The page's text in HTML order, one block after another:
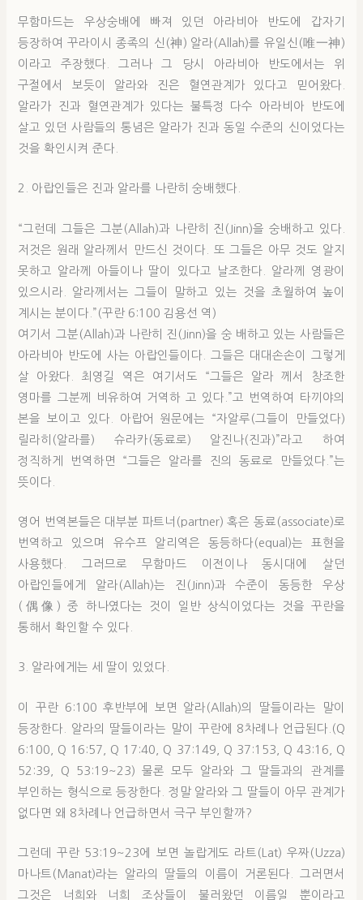
무함마드는 우상숭배에 빠져 있던 아라비아 반도에 갑자기
등장하여 꾸라이시 종족의 신(神) 알라(Allah)를 유일신(唯一神)
이라고 주장했다. 그러나 그 당시 아라비아 반도에서는 위
구절에서 보듯이 알라와 진은 혈연관계가 있다고 믿어왔다.
알라가 진과 혈연관계가 있다는 불특정 다수 아라비아 반도에
살고 있던 사람들의 통념은 알라가 진과 동일 수준의 신이었다는
것을 확인시켜 준다.
2. 아랍인들은 진과 알라를 나란히 숭배했다.
“그런데 그들은 그분(Allah)과 나란히 진(Jinn)을 숭배하고 있다.
저것은 원래 알라께서 만드신 것이다. 또 그들은 아무 것도 알지
못하고 알라께 아들이나 딸이 있다고 날조한다. 알라께 영광이
있으시라. 알라께서는 그들이 말하고 있는 것을 초월하여 높이
계시는 분이다.”(꾸란 6:100 김용선 역)
여기서 그분(Allah)과 나란히 진(Jinn)을 숭 배하고 있는 사람들은
아라비아 반도에 사는 아랍인들이다. 그들은 대대손손이 그렇게
살 아왔다. 최영길 역은 여기서도 “그들은 알라 께서 창조한
영마를 그분께 비유하여 거역하 고 있다.”고 번역하여 타끼야의
본을 보이고 있다. 아랍어 원문에는 “자알루(그들이 만들었다)
릴라히(알라를) 슈라카(동료로) 알진나(진과)”라고 하여
정직하게 번역하면 “그들은 알라를 진의 동료로 만들었다.”는
뜻이다.
영어 번역본들은 대부분 파트너(partner) 혹은 동료(associate)로
번역하고 있으며 유수프 알리역은 동등하다(equal)는 표현을
사용했다. 그러므로 무함마드 이전이나 동시대에 살던
아랍인들에게 알라(Allah)는 진(Jinn)과 수준이 동등한 우상
(偶像) 중 하나였다는 것이 일반 상식이었다는 것을 꾸란을
통해서 확인할 수 있다.
3. 알라에게는 세 딸이 있었다.
이 꾸란 6:100 후반부에 보면 알라(Allah)의 딸들이라는 말이
등장한다. 알라의 딸들이라는 말이 꾸란에 8차례나 언급된다.(Q
6:100, Q 16:57, Q 17:40, Q 37:149, Q 37:153, Q 43:16, Q
52:39, Q 53:19~23) 물론 모두 알라와 그 딸들과의 관계를
부인하는 형식으로 등장한다. 정말 알라와 그 딸들이 아무 관계가
없다면 왜 8차례나 언급하면서 극구 부인할까?
그런데 꾸란 53:19~23에 보면 놀랍게도 라트(Lat) 우짜(Uzza)
마나트(Manat)라는 알라의 딸들의 이름이 거론된다. 그러면서
그것은 너희와 너희 조상들이 불러왔던 이름일 뿐이라고